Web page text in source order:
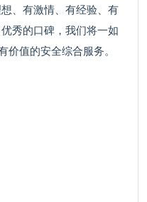
、有激情、有经验、有
秀的口碑，我们将一如
值的安全综合服务。